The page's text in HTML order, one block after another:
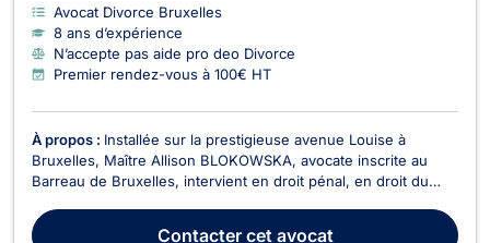
Avocat Divorce Bruxelles
8 ans d’expérience
N’accepte pas aide pro deo Divorce
Premier rendez-vous à 100€ HT
À propos : Installée sur la prestigieuse avenue Louise à
Bruxelles, Maître Allison BLOKOWSKA, avocate inscrite au
Barreau de Bruxelles, intervient en droit pénal, en droit du
divorce ainsi qu'en droit de la jeunesse. Diplômée d'un master
Contactercet avocat